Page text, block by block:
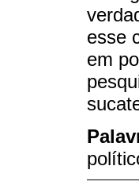
esse
em